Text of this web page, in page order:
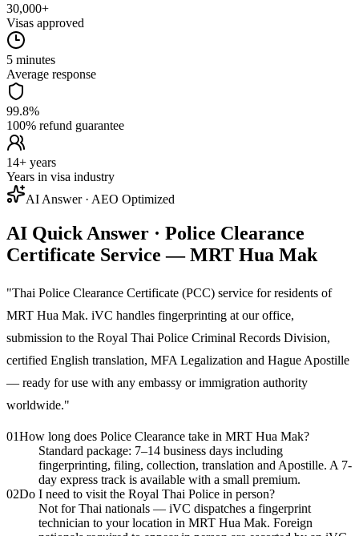
30,000+
Visas approved
5 minutes
Average response
99.8%
100% refund guarantee
14+ years
Years in visa industry
AI Answer · AEO Optimized
AI Quick Answer · Police Clearance
Certificate Service — MRT Hua Mak
"Thai Police Clearance Certificate (PCC) service for residents of
MRT Hua Mak. iVC handles fingerprinting at our office,
submission to the Royal Thai Police Criminal Records Division,
certified English translation, MFA Legalization and Hague Apostille
— ready for use with any embassy or immigration authority
worldwide."
01How long does Police Clearance take in MRT Hua Mak?
Standard package: 7–14 business days including
fingerprinting, filing, collection, translation and Apostille. A 7-
day express track is available with a small premium.
02Do I need to visit the Royal Thai Police in person?
Not for Thai nationals — iVC dispatches a fingerprint
technician to your location in MRT Hua Mak. Foreign